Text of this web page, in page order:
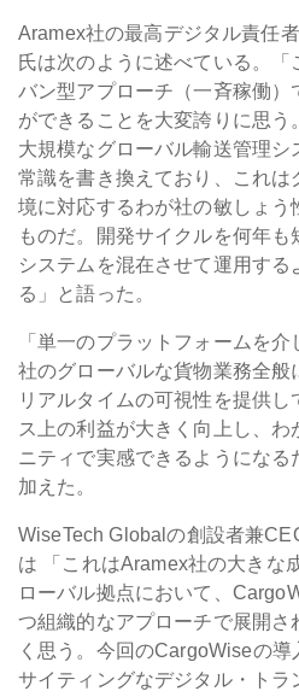
Aramex社の最高デジタル責任
氏は次のように述べている。
バン型アプローチ（一斉稼働
ができることを大変誇りに思う
大規模なグローバル輸送管理
常識を書き換えており、これは
境に対応するわが社の敏しょう
ものだ。開発サイクルを何年
システムを混在させて運用す
る」と語った。
「単一のプラットフォームを
社のグローバルな貨物業務全般
リアルタイムの可視性を提供
ス上の利益が大きく向上し、わ
ニティで実感できるようにな
加えた。
WiseTech Globalの創設者兼
は 「これはAramex社の大きな
ローバル拠点において、
つ組織的なアプローチで展開さ
く思う。今回のCargoWiseの
サイティングなデジタル・ト